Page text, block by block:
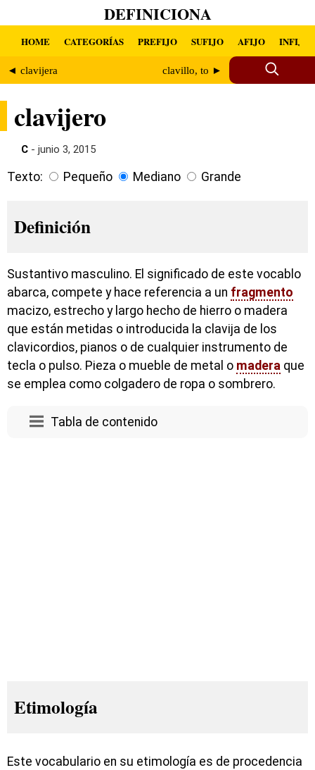
DEFINICIONA
HOME CATEGORÍAS PREFIJO SUFIJO AFIJO INFIJO
◄ clavijera clavillo, to ►
clavijero
C - junio 3, 2015
Texto: Pequeño Mediano Grande
Definición
Sustantivo masculino. El significado de este vocablo
abarca, compete y hace referencia a un fragmento
macizo, estrecho y largo hecho de hierro o madera
que están metidas o introducida la clavija de los
clavicordios, pianos o de cualquier instrumento de
tecla o pulso. Pieza o mueble de metal o madera que
se emplea como colgadero de ropa o sombrero.
Tabla de contenido
Etimología
Este vocabulario en su etimología es de procedencia